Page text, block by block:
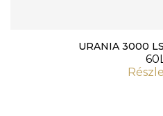
URANIA 3000